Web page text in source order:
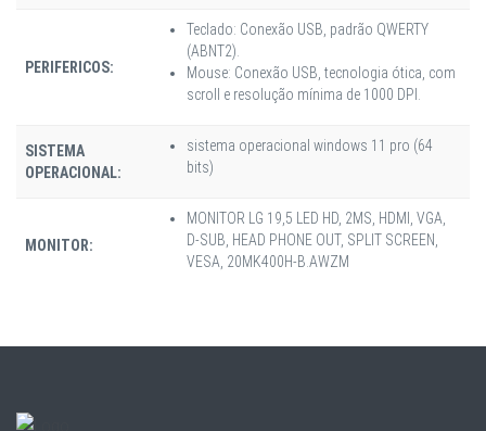
PERIFERICOS:
Teclado: Conexão USB, padrão QWERTY
(ABNT2).
Mouse: Conexão USB, tecnologia ótica, com
scroll e resolução mínima de 1000 DPI.
SISTEMA
OPERACIONAL:
sistema operacional windows 11 pro (64
bits)
MONITOR:
MONITOR LG 19,5 LED HD, 2MS, HDMI, VGA,
D-SUB, HEAD PHONE OUT, SPLIT SCREEN,
VESA, 20MK400H-B.AWZM